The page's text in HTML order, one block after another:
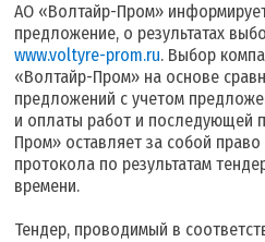
АО «Волтайр-Пром»
предложение, о результатах
www.voltyre-prom.ru. Выбор
«Волтайр-Пром» на основе
предложений с учетом
и оплаты работ и последующей
Пром» оставляет за собой
протокола по результатам
времени.
Тендер, проводимый в